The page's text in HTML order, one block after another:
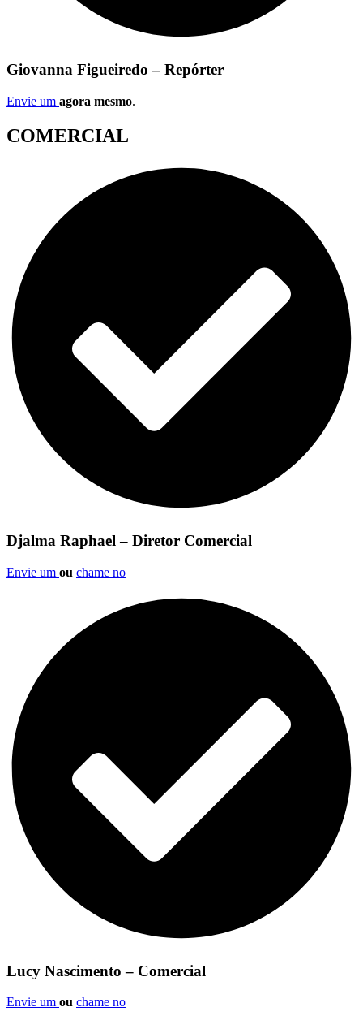
Giovanna Figueiredo – Repórter
Envie um agora mesmo.
COMERCIAL
Djalma Raphael – Diretor Comercial
Envie um ou chame no
Lucy Nascimento – Comercial
Envie um ou chame no